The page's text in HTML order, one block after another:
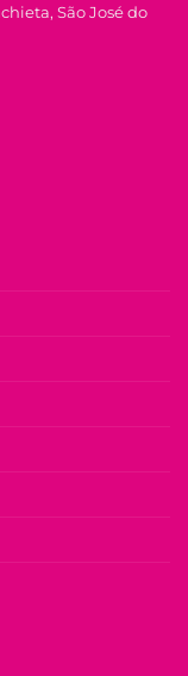
São José do